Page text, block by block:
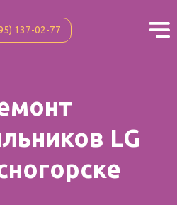
137-02-77
LG
137-02-77